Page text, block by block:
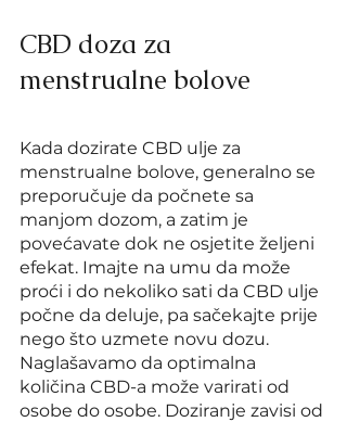
CBD doza za
menstrualne bolove
Kada dozirate CBD ulje za
menstrualne bolove, generalno se
preporučuje da počnete sa
manjom dozom, a zatim je
povećavate dok ne osjetite željeni
efekat. Imajte na umu da može
proći i do nekoliko sati da CBD ulje
počne da deluje, pa sačekajte prije
nego što uzmete novu dozu.
Naglašavamo da optimalna
količina CBD-a može varirati od
osobe do osobe. Doziranje zavisi od